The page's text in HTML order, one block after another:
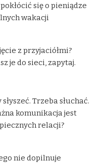
się o pieniądze
wakacji
z przyjaciółmi?
je do sieci, zapytaj.
Trzeba słuchać.
komunikacja jest
relacji?
nie dopilnuje